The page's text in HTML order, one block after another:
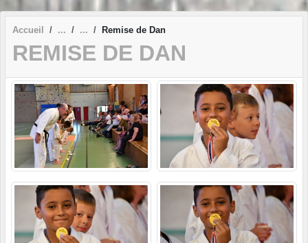
Accueil Remise de Dan
REMISE DE DAN